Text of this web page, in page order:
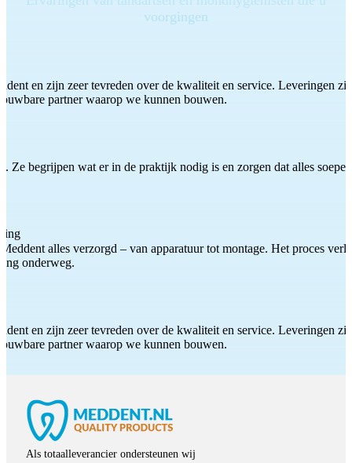
voorgingen
en zijn zeer tevreden over de kwaliteit en service. Leveringen
partner waarop we kunnen bouwen.
Ze begrijpen wat er in de praktijk nodig is en zorgen dat alles
alles verzorgd – van apparatuur tot montage. Het proces
onderweg.
en zijn zeer tevreden over de kwaliteit en service. Leveringen
partner waarop we kunnen bouwen.
Als totaalleverancier ondersteunen wij